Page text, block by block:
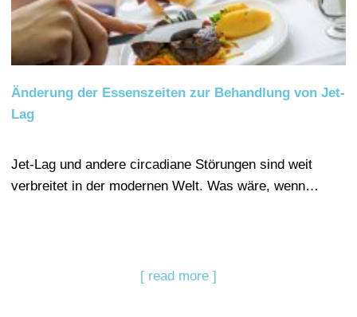
Änderung der Essenszeiten zur Behandlung von Jet-
Lag
Jet-Lag und andere circadiane Störungen sind weit
verbreitet in der modernen Welt. Was wäre, wenn…
[ read more ]